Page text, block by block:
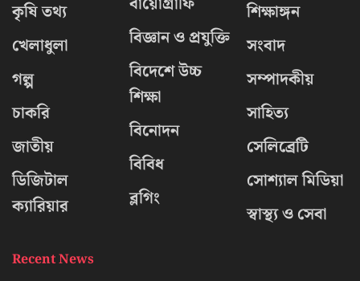
কৃষি তথ্য
খেলাধুলা
গল্প
চাকরি
জাতীয়
ডিজিটাল
ক্যারিয়ার
বিজ্ঞান ও প্রযুক্তি
বিদেশে উচ্চ
শিক্ষা
বিনোদন
বিবিধ
ব্লগিং
শিক্ষাঙ্গন
সংবাদ
সম্পাদকীয়
সাহিত্য
সেলিব্রেটি
সোশ্যাল মিডিয়া
স্বাস্থ্য ও সেবা
Recent News